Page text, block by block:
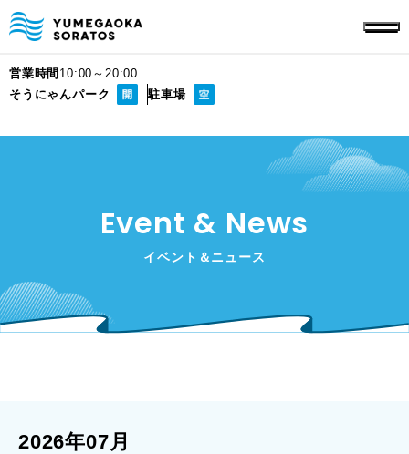
営業時間 10:00～20:00
そうにゃんパーク
駐車場
Event & News
イベント＆ニュース
2026年07月